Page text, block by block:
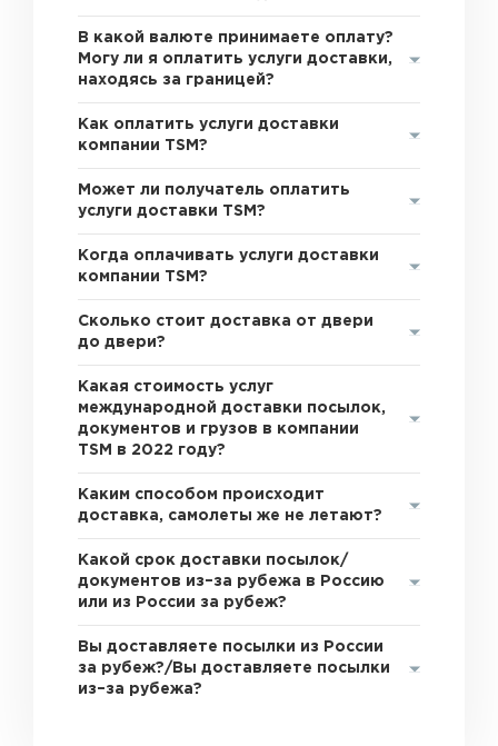
В какой валюте принимаете оплату?
Могу ли я оплатить услуги доставки,
находясь за границей?
Как оплатить услуги доставки
компании TSM?
Может ли получатель оплатить
услуги доставки TSM?
Когда оплачивать услуги доставки
компании TSM?
Сколько стоит доставка от двери
до двери?
Какая стоимость услуг
международной доставки посылок,
документов и грузов в компании
TSM в 2022 году?
Каким способом происходит
доставка, самолеты же не летают?
Какой срок доставки посылок/
документов из–за рубежа в Россию
или из России за рубеж?
Вы доставляете посылки из России
за рубеж?/Вы доставляете посылки
из–за рубежа?